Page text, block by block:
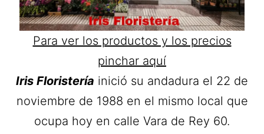
Para ver los productos y los precios
pinchar aquí
Iris Floristería inició su andadura el 22 de
noviembre de 1988 en el mismo local que
ocupa hoy en calle Vara de Rey 60.